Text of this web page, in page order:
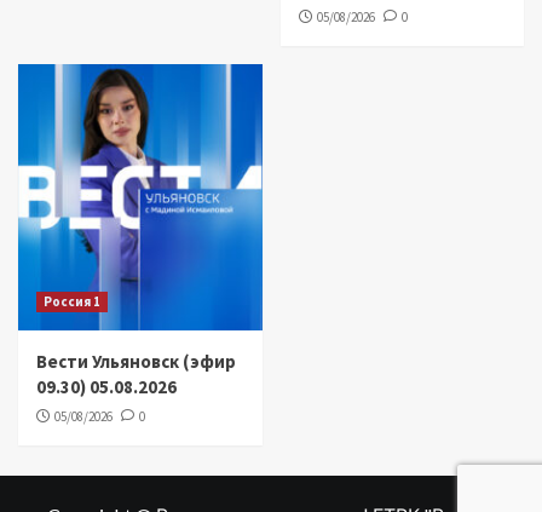
05/08/2026 0
Россия 1
Вести Ульяновск (эфир
09.30) 05.08.2026
05/08/2026 0